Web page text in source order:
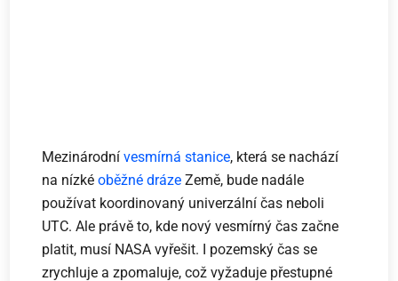
Mezinárodnívesmírná stanice, která se nachází
na nízkéoběžné dráze Země, bude nadále
používat koordinovaný univerzální čas neboli
UTC. Ale právě to, kde nový vesmírný čas začne
platit, musí NASA vyřešit. I pozemský čas se
zrychluje a zpomaluje, což vyžaduje přestupné